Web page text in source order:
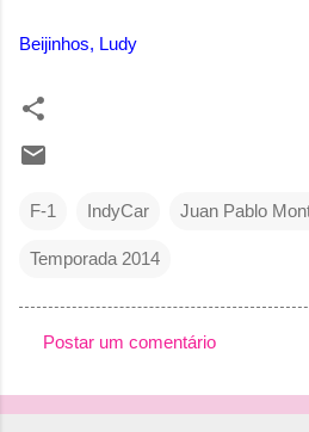
Beijinhos, Ludy
F-1 IndyCar Juan Pablo
Temporada 2014
o
Postar um comentário